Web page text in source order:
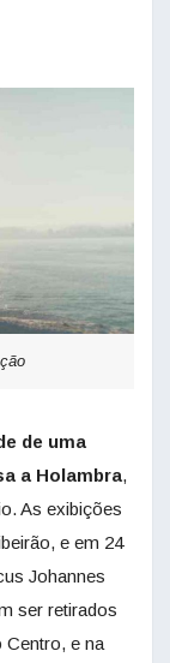
de uma
a Holambra,
As exibições
e em 24
Johannes
ser retirados
Centro, e na